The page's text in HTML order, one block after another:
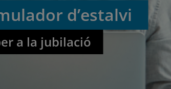
d’estalvi
a la jubilació